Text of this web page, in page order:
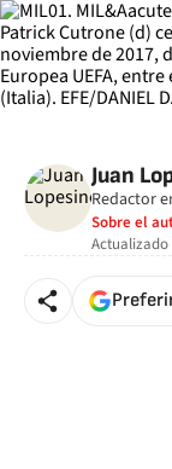
Juan
Redactor
Sobre el
Actualizado